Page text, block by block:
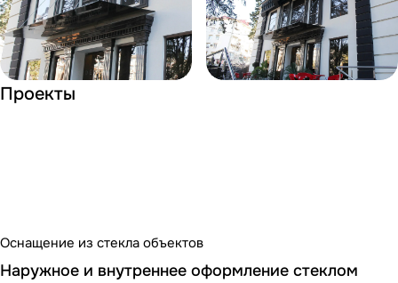
Проекты
Оснащение из стекла объектов
Наружное и внутреннее оформление стеклом